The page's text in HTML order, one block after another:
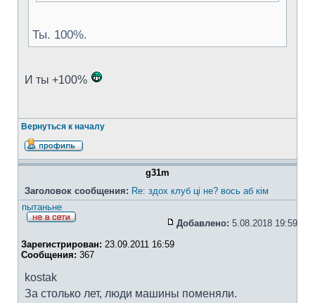
Ты. 100%.
И ты +100%
Вернуться к началу
g31m
Заголовок сообщения: Re: здох клуб ці не? вось аб кім
пытаньне
Добавлено: 5.08.2018 19:59
Зарегистрирован: 23.09.2011 16:59
Сообщения: 367
kostak
За столько лет, люди машины поменяли.